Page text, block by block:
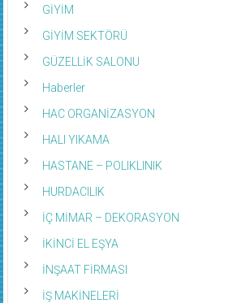
GİYİM
GİYİM SEKTÖRÜ
GÜZELLİK SALONU
Haberler
HAC ORGANİZASYON
HALI YIKAMA
HASTANE – POLIKLINIK
HURDACILIK
İÇ MİMAR – DEKORASYON
İKİNCİ EL EŞYA
İNŞAAT FİRMASI
İŞ MAKİNELERİ